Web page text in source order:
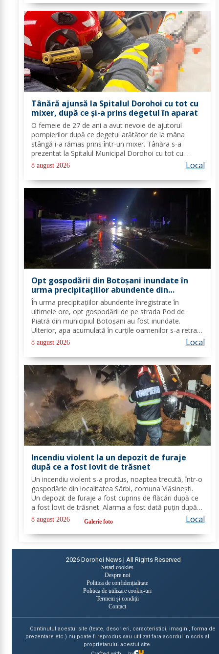
Tânără ajunsă la Spitalul Dorohoi cu tot cu
mixer, după ce și-a prins degetul în aparat
O femeie de 27 de ani a avut nevoie de ajutorul
pompierilor după ce degetul arătător de la mâna
stângă i-a rămas prins într-un mixer. Tânăra s-a
prezentat la Spitalul Municipal Dorohoi cu tot cu
aparatul electrocasnic, iar medicii au solicitat
intervenția salvatorilor. Pompierii din cadrul...
8 august 2026 Local
Opt gospodării din Botoșani inundate în
urma precipitațiilor abundente din
ultimele ore
În urma precipitațiilor abundente înregistrate în
ultimele ore, opt gospodării de pe strada Pod de
Piatră din municipiul Botoșani au fost inundate.
Ulterior, apa acumulată în curțile oamenilor s-a retras
pe carosabil. Pentru evacuarea apei, pompierii militari
din cadrul Detașamentului Botoșani au...
8 august 2026 Local
Incendiu violent la un depozit de furaje
după ce a fost lovit de trăsnet
Un incendiu violent s-a produs, noaptea trecută, într-o
gospodărie din localitatea Sârbi, comuna Vlăsinești.
Un depozit de furaje a fost cuprins de flăcări după ce
a fost lovit de trăsnet. Alarma a fost dată puțin după
ora 22:00. La caz s-au deplasat, în cel mai scurt timp,
pompierii din cadrul...
8 august 2026 Galerie foto Local
2026 Dorohoi News | All Rights Reserved
Setari cookies
Despre noi
Politica de confidențialitate
Politica de utilizare cookie-uri
Termeni și condiții
Contact
Continutul acestui site (texte, descrieri, caracteristici, imagini, forma de
prezentare etc.) nu poate fi reprodus sau utilizat fara acordul in scris al
proprietarului acestui site.